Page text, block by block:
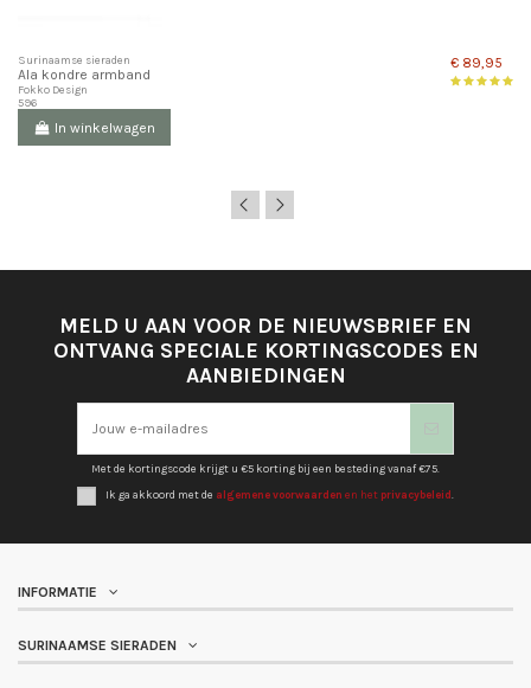
Surinaamse sieraden
Ala kondre armband
Fokko Design
596
€ 89,95
In winkelwagen
MELD U AAN VOOR DE NIEUWSBRIEF EN
ONTVANG SPECIALE KORTINGSCODES EN
AANBIEDINGEN
Met de kortingscode krijgt u €5 korting bij een besteding vanaf €75.
Ik ga akkoord met de algemene voorwaarden en het privacybeleid.
INFORMATIE
SURINAAMSE SIERADEN